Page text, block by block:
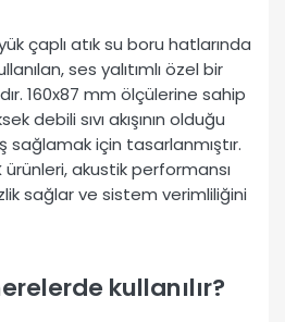
çaplı atık su boru hatlarında
ses yalıtımlı özel bir
160x87 mm ölçülerine sahip
debili sıvı akışının olduğu
için tasarlanmıştır.
ürünleri, akustik performansı
sağlar ve sistem verimliliğini
kullanılır?